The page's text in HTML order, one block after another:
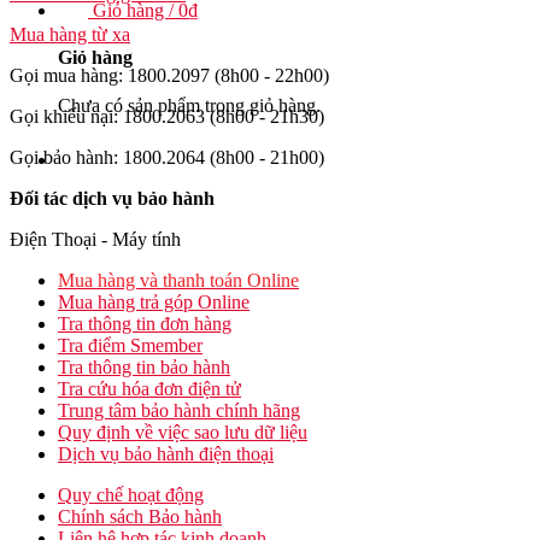
Giỏ hàng /0₫
Giỏ hàng
Chưa có sản phẩm trong giỏ hàng.
Mua hàng từ xa
Gọi mua hàng: 1800.2097 (8h00 - 22h00)
Gọi khiếu nại: 1800.2063 (8h00 - 21h30)
Gọi bảo hành: 1800.2064 (8h00 - 21h00)
Đối tác dịch vụ bảo hành
Điện Thoại - Máy tính
Mua hàng và thanh toán Online
Mua hàng trả góp Online
Tra thông tin đơn hàng
Tra điểm Smember
Tra thông tin bảo hành
Tra cứu hóa đơn điện tử
Trung tâm bảo hành chính hãng
Quy định về việc sao lưu dữ liệu
Dịch vụ bảo hành điện thoại
Quy chế hoạt động
Chính sách Bảo hành